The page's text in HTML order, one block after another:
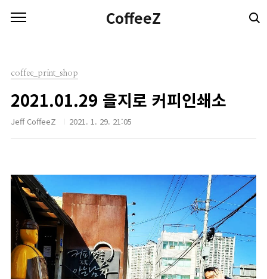
CoffeeZ
coffee_print_shop
2021.01.29 을지로 커피인쇄소
Jeff CoffeeZ 2021. 1. 29. 21:05